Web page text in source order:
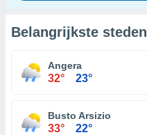
Belangrijkste steden
Angera
32° 23°
Busto Arsizio
33° 22°